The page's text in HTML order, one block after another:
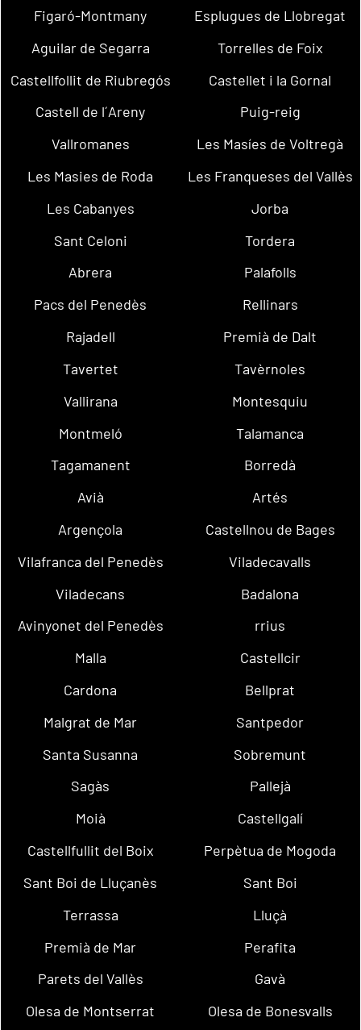
Figaró-Montmany
Esplugues de Llobregat
Aguilar de Segarra
Torrelles de Foix
Castellfollit de Riubregós
Castellet i la Gornal
Castell de l´Areny
Puig-reig
Vallromanes
Les Masíes de Voltregà
Les Masies de Roda
Les Franqueses del Vallès
Les Cabanyes
Jorba
Sant Celoni
Tordera
Abrera
Palafolls
Pacs del Penedès
Rellinars
Rajadell
Premià de Dalt
Tavertet
Tavèrnoles
Vallirana
Montesquiu
Montmeló
Talamanca
Tagamanent
Borredà
Avià
Artés
Argençola
Castellnou de Bages
Vilafranca del Penedès
Viladecavalls
Viladecans
Badalona
Avinyonet del Penedès
rrius
Malla
Castellcir
Cardona
Bellprat
Malgrat de Mar
Santpedor
Santa Susanna
Sobremunt
Sagàs
Pallejà
Moià
Castellgalí
Castellfullit del Boix
Perpètua de Mogoda
Sant Boi de Lluçanès
Sant Boi
Terrassa
Lluçà
Premià de Mar
Perafita
Parets del Vallès
Gavà
Olesa de Montserrat
Olesa de Bonesvalls